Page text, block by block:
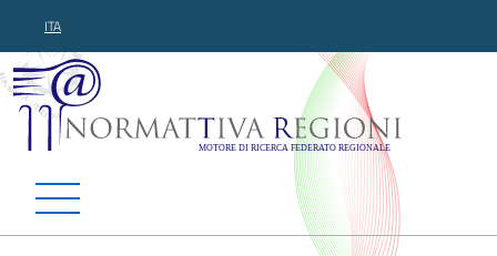
ITA
Normattiva Regioni -